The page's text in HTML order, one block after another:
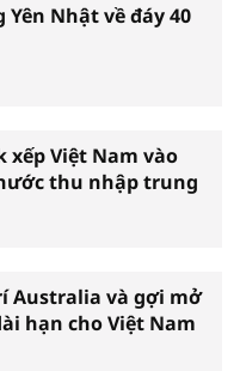
Yên Nhật về đáy 40
xếp Việt Nam vào
thu nhập trung
Australia và gợi mở
hạn cho Việt Nam